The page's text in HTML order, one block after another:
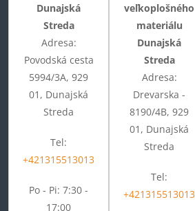
Dunajská
Streda
Adresa:
Povodská cesta
5994/3A, 929
01, Dunajská
Streda
Tel:
+421315513013
Po - Pi: 7:30 -
17:00
veľkoplošného
materiálu
Dunajská
Streda
Adresa:
Drevarska -
8190/4B, 929
01, Dunajská
Streda
Tel:
+421315513013